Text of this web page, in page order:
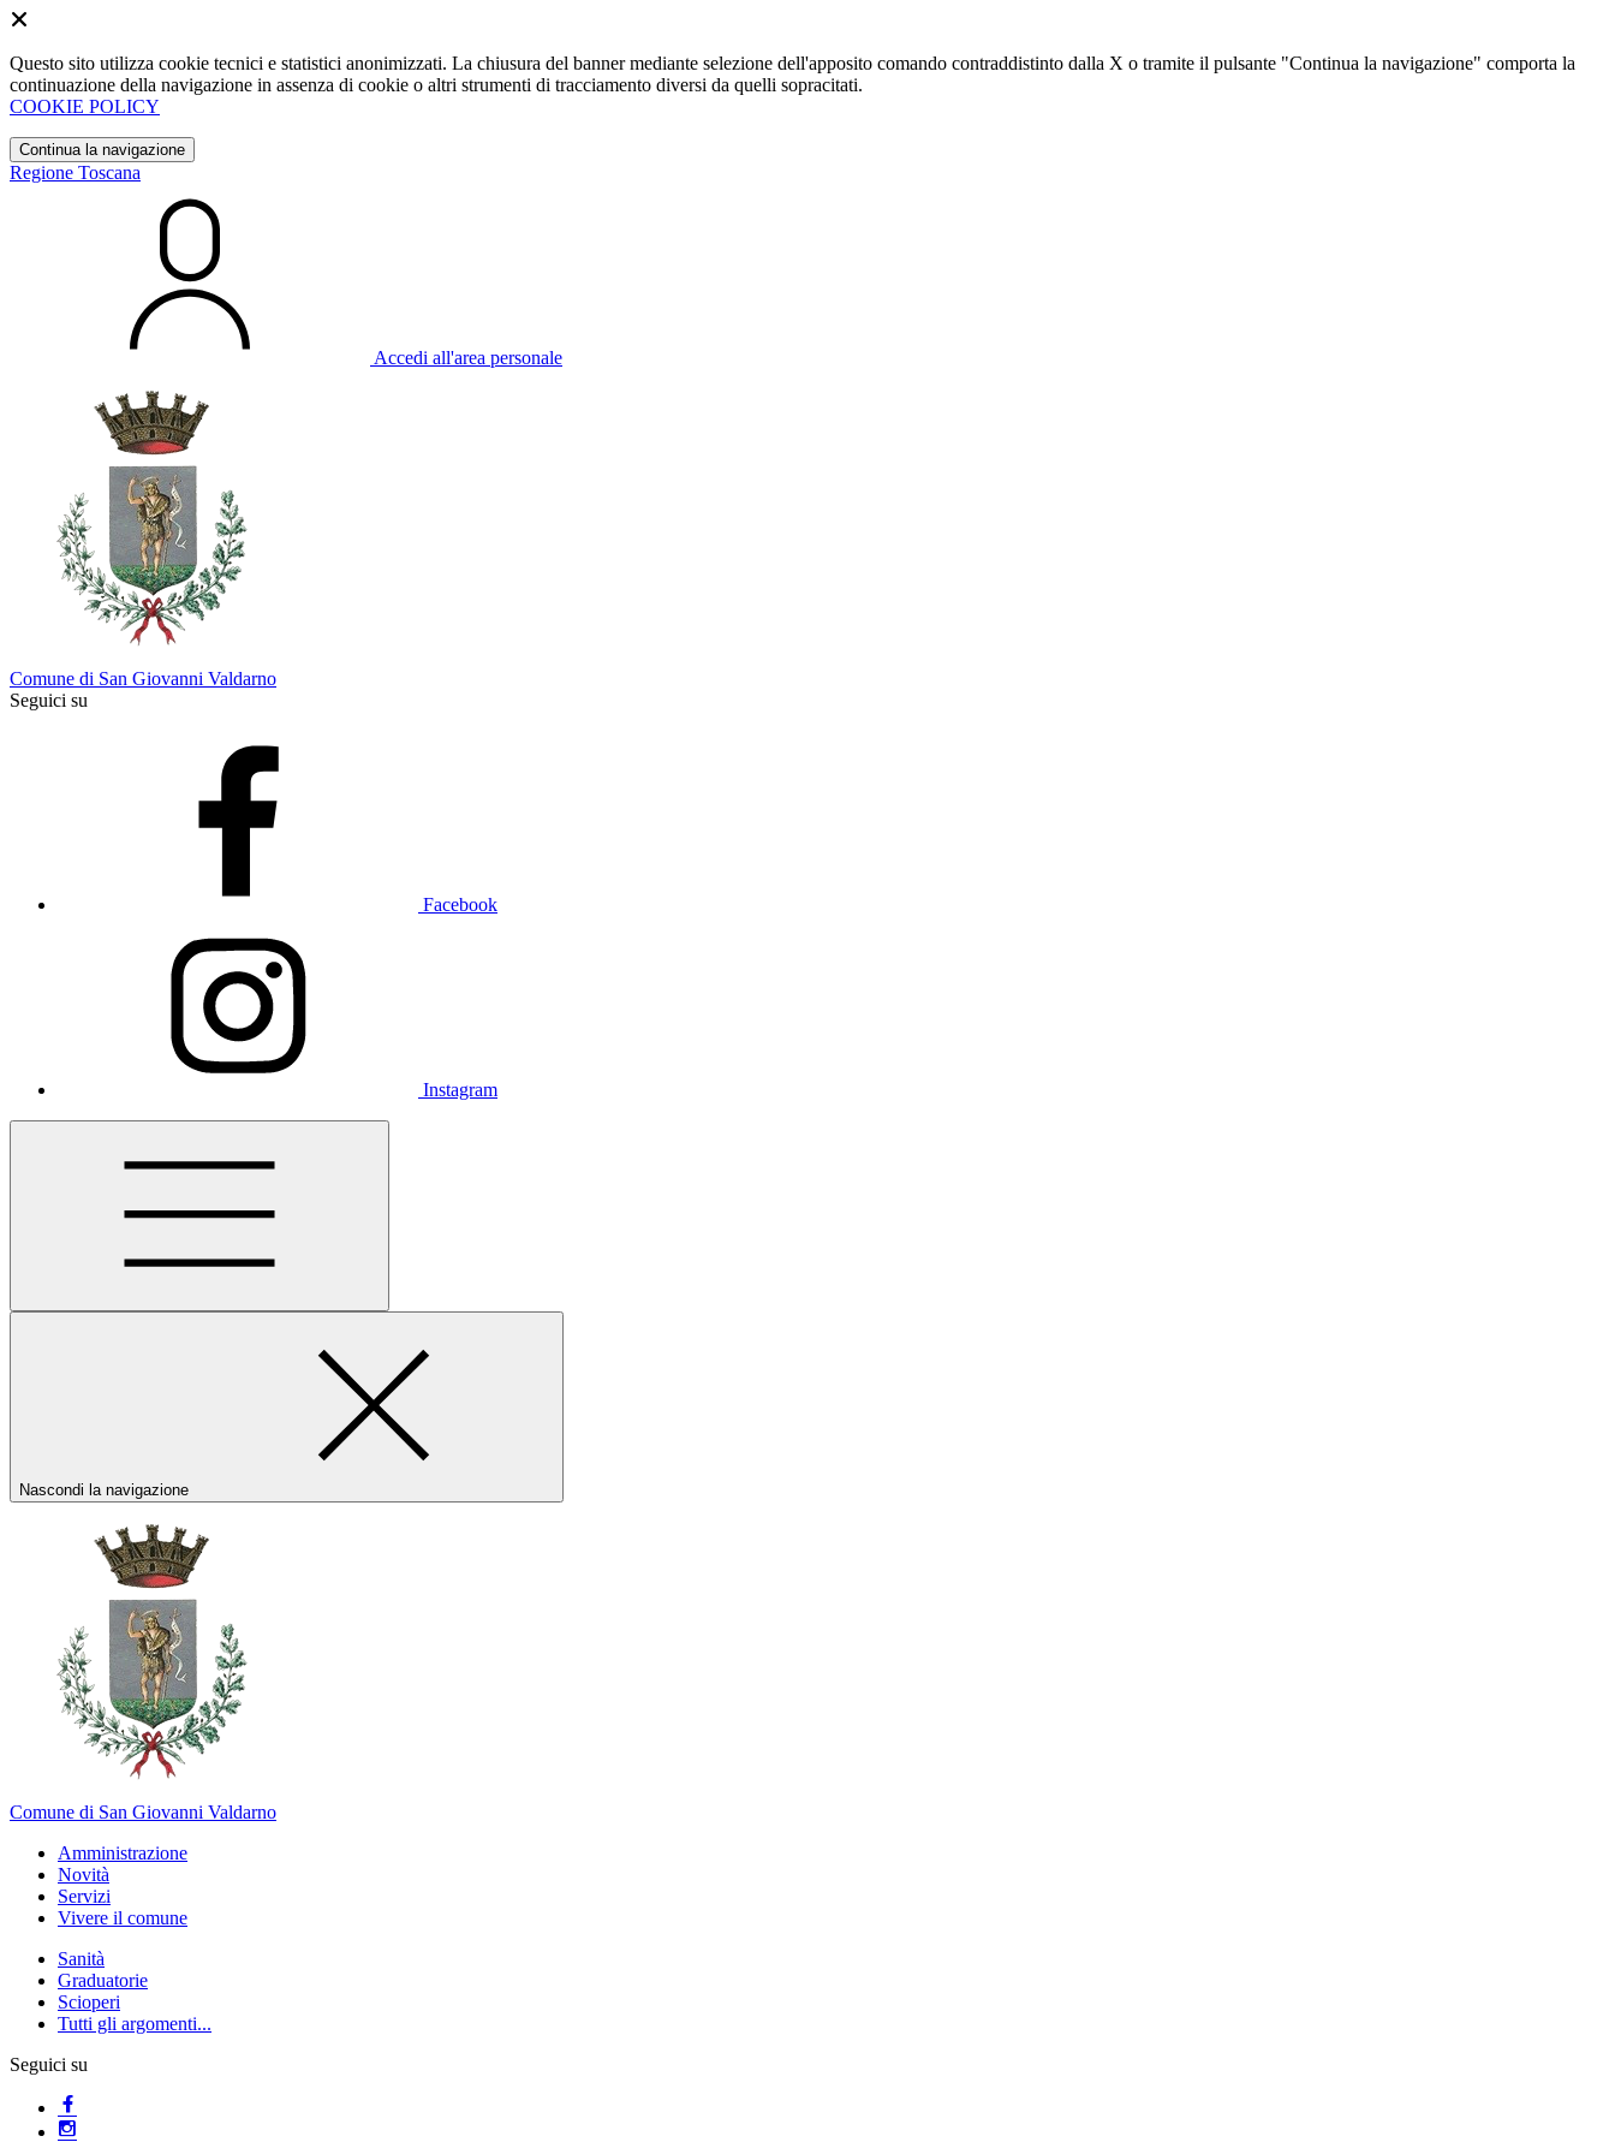
Questo sito utilizza cookie tecnici e statistici anonimizzati. La chiusura del banner mediante selezione dell'apposito comando contraddistinto dalla X o tramite il pulsante "Continua la navigazione" comporta la
continuazione della navigazione in assenza di cookie o altri strumenti di tracciamento diversi da quelli sopracitati.
COOKIE POLICY
Continua la navigazione
Regione Toscana
Accedi all'area personale
Comune di San Giovanni Valdarno
Seguici su
Facebook
Instagram
Nascondi la navigazione
Comune di San Giovanni Valdarno
Amministrazione
Novità
Servizi
Vivere il comune
Sanità
Graduatorie
Scioperi
Tutti gli argomenti...
Seguici su